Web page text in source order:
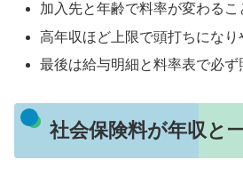
加入先と年齢で料率が変わるこ
高年収ほど上限で頭打ちになり
最後は給与明細と料率表で必ず
社会保険料が年収と